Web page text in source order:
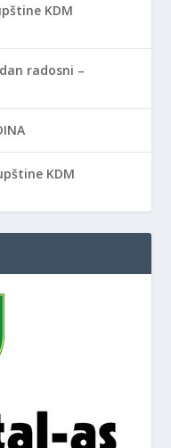
KDM
radosni –
KDM